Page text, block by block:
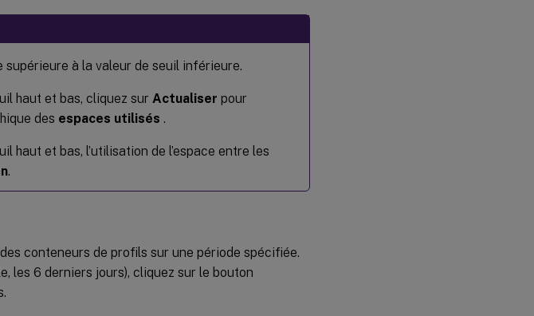
à la valeur de seuil inférieure.
haut et bas, cliquez sur Actualiser pour
des espaces utilisés .
haut et bas, l’utilisation de l’espace entre les
.
conteneurs de profils sur une période spécifiée.
les 6 derniers jours), cliquez sur le bouton